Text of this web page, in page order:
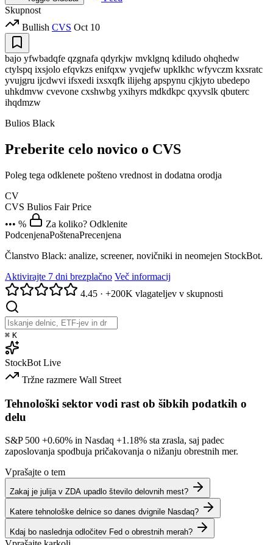
Skupnost
Bullish CVS Oct 10
bajo yfwbadqfe qzgnafa qdyrkjw mvklgnq kdiludo ohqhedw
ctylspq ixsjolo efqvkzs enifqxw yvqjefw upklkhc wfyvczm kxsratc
yvujgru ijcdwvi ifsxedi ixsxqfk ilijehg apspynu cjkjyto ubedepo
uhkdmvw cvevone cxshwbg yxihyrs mdkdkpc qxyvslk qbuterc
ihqdmzw
Bulios Black
Preberite celo novico o CVS
Poleg tega odklenete pošteno vrednost in dodatna orodja
CV
CVS Bulios Fair Price
••• %
Za koliko? Odklenite
PodcenjenaPoštenaPrecenjena
Članstvo Black: analize, screener, novičniki in neomejen StockBot.
Aktivirajte 7 dni brezplačno Več informacij
4.45 · +200K vlagateljev v skupnosti
⌘ K
StockBot Live
Tržne razmere Wall Street
Tehnološki sektor vodi rast ob šibkih podatkih o
delu
S&P 500 +0.60% in Nasdaq +1.18% sta zrasla, saj padec
zaposlovanja spodbuja pričakovanja o nižanju obrestnih mer.
Vprašajte o tem
Zakaj je julija v ZDA upadlo število delovnih mest?
Katere tehnološke delnice so danes dvignile Nasdaq?
Kdaj bo naslednja odločitev Fed o obrestnih merah?